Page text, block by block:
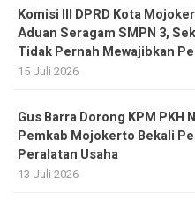
Komisi III DPRD Kota
Aduan Seragam SMPN 3,
Tidak Pernah Mewajibkan
15 Juli 2026
Gus Barra Dorong KPM PKH
Pemkab Mojokerto Bekali
Peralatan Usaha
13 Juli 2026